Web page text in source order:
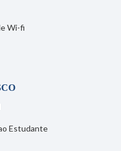
Wi-fi
Estudante